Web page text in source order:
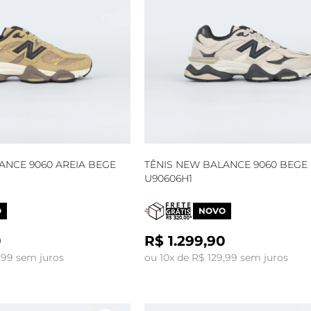
9060 AREIA BEGE
sem juros
TÊNIS NEW BALANCE 9060 BEGE
U90606H1
NOVO
R$ 1.299,90
ou 10x de R$ 129,99 sem juros